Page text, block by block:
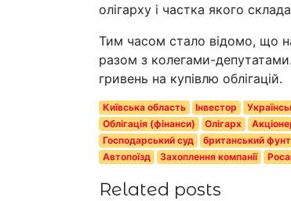
олігарху і частка якого
Тим часом стало відомо, що
разом з колегами-
гривень на купівлю облігацій.
Київська область Інвестор
Облігація (фінанси)
Олігарх
Господарський суд
британський фунт
Автопоїзд
Захоплення компанії
Related posts